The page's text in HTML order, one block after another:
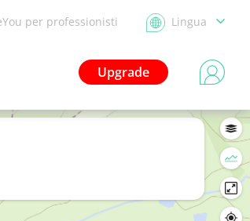
per professionisti Lingua
Upgrade